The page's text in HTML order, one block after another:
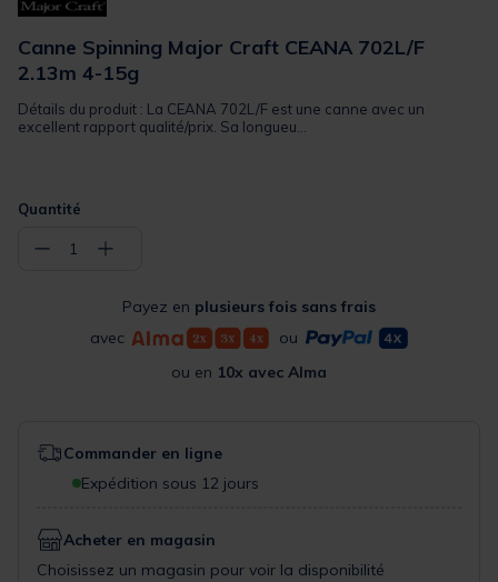
Canne Spinning Major Craft CEANA 702L/F
2.13m 4-15g
Détails du produit : La CEANA 702L/F est une canne avec un
excellent rapport qualité/prix. Sa longueu...
Quantité
− 1 +
Payez en plusieurs fois sans frais
avec
ou
ou en 10x avec Alma
Commander en ligne
Expédition sous 12 jours
Acheter en magasin
Choisissez un magasin pour voir la disponibilité